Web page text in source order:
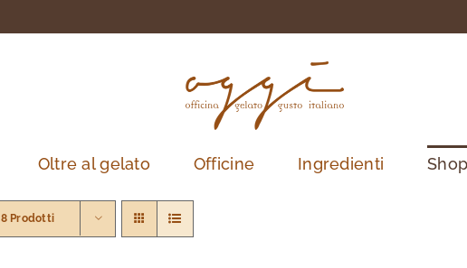
Oltre al gelato Officine Ingredienti Shop
8 Prodotti